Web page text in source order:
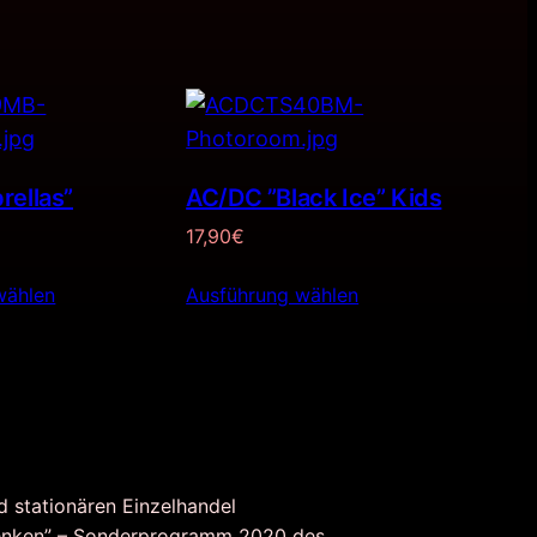
AC/DC ”Black Ice” Kids
17,90€
Ausführung wählen
stationären Einzelhandel